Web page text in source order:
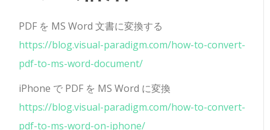
PDF を MS Word 文書に変換する
https://blog.visual-paradigm.com/how-to-convert-
pdf-to-ms-word-document/
iPhone で PDF を MS Word に変換
https://blog.visual-paradigm.com/how-to-convert-
pdf-to-ms-word-on-iphone/